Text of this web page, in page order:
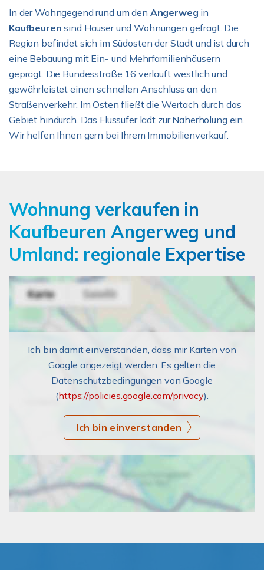
In der Wohngegend rund um den Angerweg in
Kaufbeurensind Häuser und Wohnungen gefragt. Die
Region befindet sich im Südosten der Stadt und ist durch
eine Bebauung mit Ein- und Mehrfamilienhäusern
geprägt. Die Bundesstraße 16 verläuft westlich und
gewährleistet einen schnellen Anschluss an den
Straßenverkehr. Im Osten fließt die Wertach durch das
Gebiet hindurch. Das Flussufer lädt zur Naherholung ein.
Wir helfen Ihnen gern bei Ihrem Immobilienverkauf.
Wohnung verkaufen in
Kaufbeuren Angerweg und
Umland: regionale Expertise
Ich bin damit einverstanden, dass mir Karten von
Google angezeigt werden. Es gelten die
Datenschutzbedingungen von Google
(https://policies.google.com/privacy).
Ich bin einverstanden